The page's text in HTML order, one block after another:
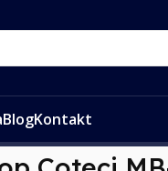
BlogKontakt